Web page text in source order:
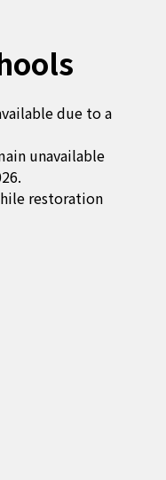
due to a
unavailable
restoration